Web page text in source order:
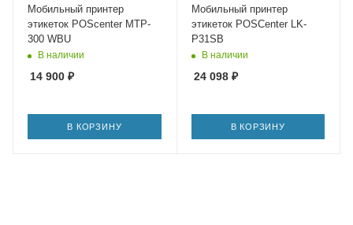
Мобильный принтер
этикеток POScenter MTP-
300 WBU
В наличии
14 900 ₽
В КОРЗИНУ
Мобильный принтер
этикеток POSCenter LK-
P31SB
В наличии
24 098₽
В КОРЗИНУ